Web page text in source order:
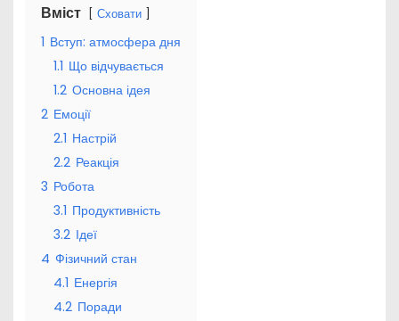
Вміст Сховати
1 Вступ: атмосфера дня
1.1 Що відчувається
1.2 Основна ідея
2 Емоції
2.1 Настрій
2.2 Реакція
3 Робота
3.1 Продуктивність
3.2 Ідеї
4 Фізичний стан
4.1 Енергія
4.2 Поради